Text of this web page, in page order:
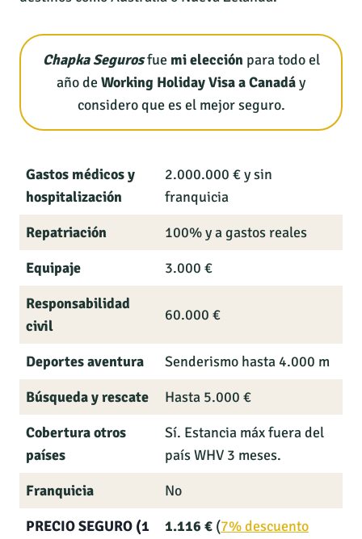
Chapka Seguros fue mi elección para todo el
año de Working Holiday Visa a Canadáy
considero que es el mejor seguro.
Gastos médicos y
hospitalización
2.000.000 € y sin
franquicia
Repatriación
100% y a gastos reales
Equipaje
3.000 €
Responsabilidad
civil
60.000 €
Deportes aventura
Senderismo hasta 4.000 m
Búsqueda y rescate
Hasta 5.000 €
Cobertura otros
países
Sí. Estancia máx fuera del
país WHV 3 meses.
Franquicia
No
PRECIO SEGURO (1
1.116 € (7% descuento